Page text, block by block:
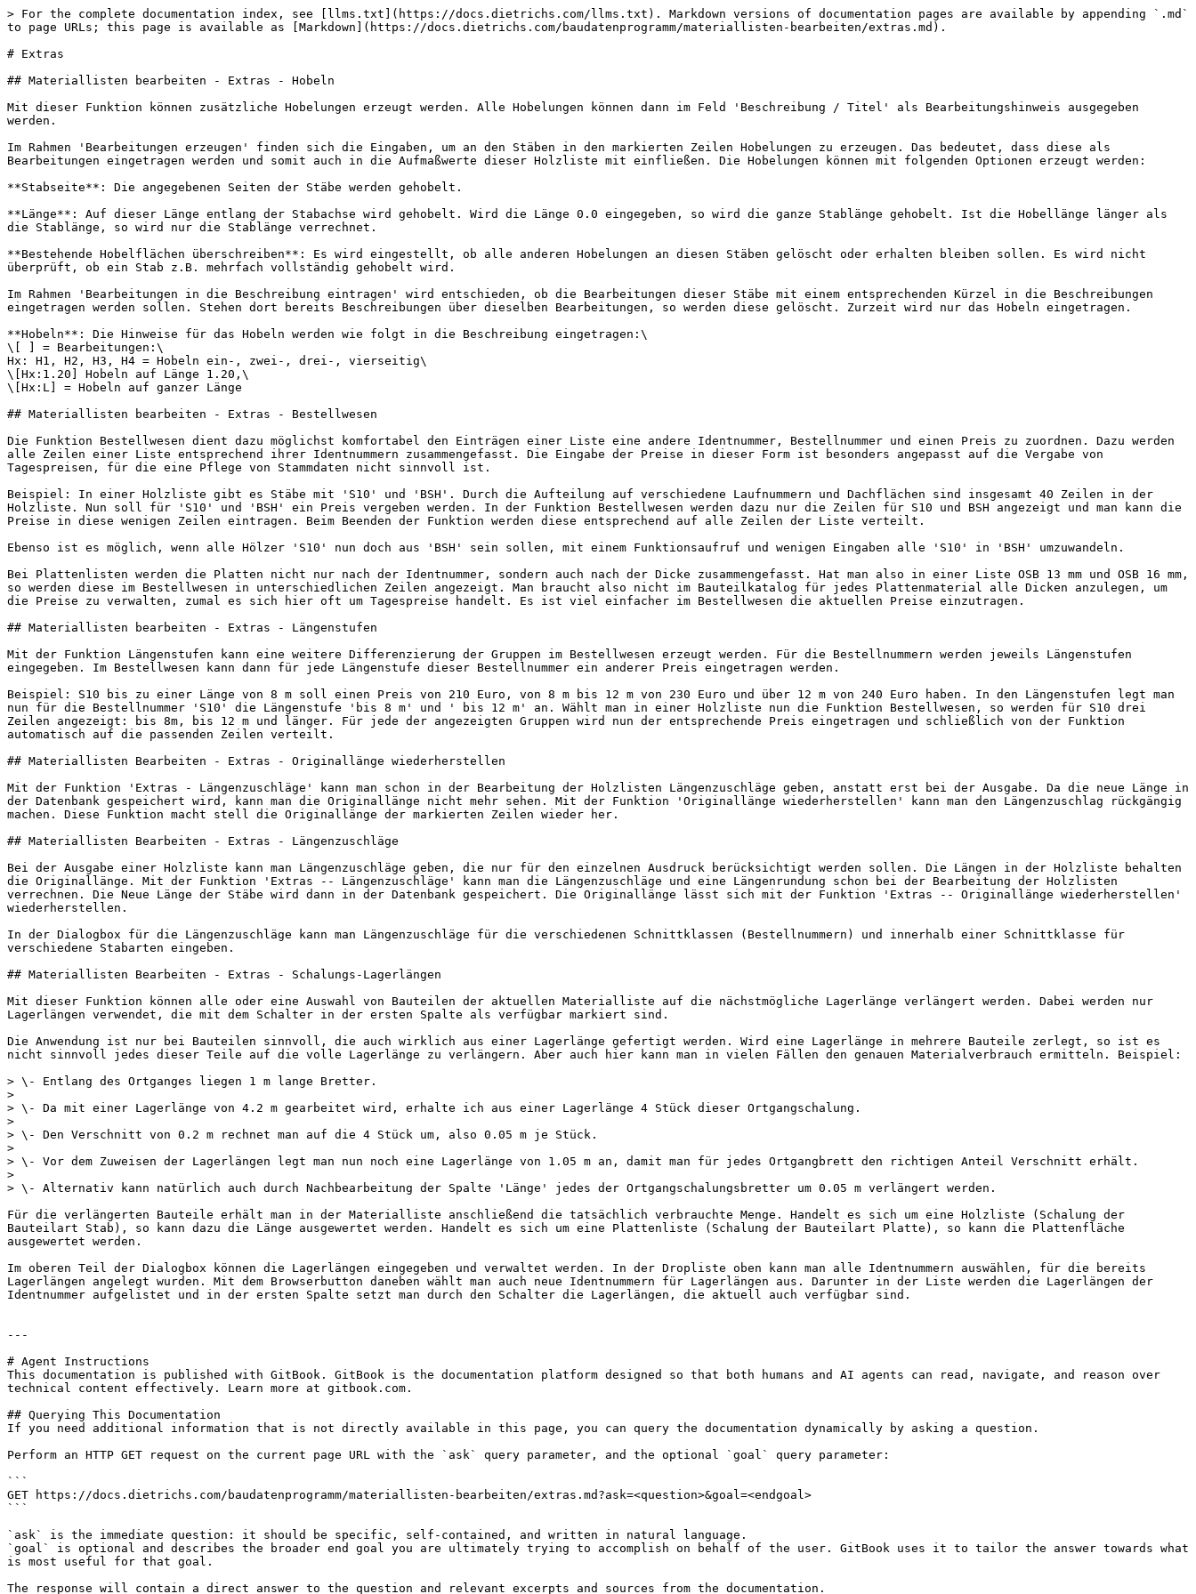
> For the complete documentation index, see [llms.txt](https://docs.dietrichs.com/llms.txt). Markdown versions of documentation pages are available by appending `.md`
to page URLs; this page is available as [Markdown](https://docs.dietrichs.com/baudatenprogramm/materiallisten-bearbeiten/extras.md).
# Extras
## Materiallisten bearbeiten - Extras - Hobeln
Mit dieser Funktion können zusätzliche Hobelungen erzeugt werden. Alle Hobelungen können dann im Feld 'Beschreibung / Titel' als Bearbeitungshinweis ausgegeben
werden.
Im Rahmen 'Bearbeitungen erzeugen' finden sich die Eingaben, um an den Stäben in den markierten Zeilen Hobelungen zu erzeugen. Das bedeutet, dass diese als
Bearbeitungen eingetragen werden und somit auch in die Aufmaßwerte dieser Holzliste mit einfließen. Die Hobelungen können mit folgenden Optionen erzeugt werden:
**Stabseite**: Die angegebenen Seiten der Stäbe werden gehobelt.
**Länge**: Auf dieser Länge entlang der Stabachse wird gehobelt. Wird die Länge 0.0 eingegeben, so wird die ganze Stablänge gehobelt. Ist die Hobellänge länger als
die Stablänge, so wird nur die Stablänge verrechnet.
**Bestehende Hobelflächen überschreiben**: Es wird eingestellt, ob alle anderen Hobelungen an diesen Stäben gelöscht oder erhalten bleiben sollen. Es wird nicht
überprüft, ob ein Stab z.B. mehrfach vollständig gehobelt wird.
Im Rahmen 'Bearbeitungen in die Beschreibung eintragen' wird entschieden, ob die Bearbeitungen dieser Stäbe mit einem entsprechenden Kürzel in die Beschreibungen
eingetragen werden sollen. Stehen dort bereits Beschreibungen über dieselben Bearbeitungen, so werden diese gelöscht. Zurzeit wird nur das Hobeln eingetragen.
**Hobeln**: Die Hinweise für das Hobeln werden wie folgt in die Beschreibung eingetragen:\
\[ ] = Bearbeitungen:\
Hx: H1, H2, H3, H4 = Hobeln ein-, zwei-, drei-, vierseitig\
\[Hx:1.20] Hobeln auf Länge 1.20,\
\[Hx:L] = Hobeln auf ganzer Länge
## Materiallisten bearbeiten - Extras - Bestellwesen
Die Funktion Bestellwesen dient dazu möglichst komfortabel den Einträgen einer Liste eine andere Identnummer, Bestellnummer und einen Preis zu zuordnen. Dazu werden
alle Zeilen einer Liste entsprechend ihrer Identnummern zusammengefasst. Die Eingabe der Preise in dieser Form ist besonders angepasst auf die Vergabe von
Tagespreisen, für die eine Pflege von Stammdaten nicht sinnvoll ist.
Beispiel: In einer Holzliste gibt es Stäbe mit 'S10' und 'BSH'. Durch die Aufteilung auf verschiedene Laufnummern und Dachflächen sind insgesamt 40 Zeilen in der
Holzliste. Nun soll für 'S10' und 'BSH' ein Preis vergeben werden. In der Funktion Bestellwesen werden dazu nur die Zeilen für S10 und BSH angezeigt und man kann die
Preise in diese wenigen Zeilen eintragen. Beim Beenden der Funktion werden diese entsprechend auf alle Zeilen der Liste verteilt.
Ebenso ist es möglich, wenn alle Hölzer 'S10' nun doch aus 'BSH' sein sollen, mit einem Funktionsaufruf und wenigen Eingaben alle 'S10' in 'BSH' umzuwandeln.
Bei Plattenlisten werden die Platten nicht nur nach der Identnummer, sondern auch nach der Dicke zusammengefasst. Hat man also in einer Liste OSB 13 mm und OSB 16 mm,
so werden diese im Bestellwesen in unterschiedlichen Zeilen angezeigt. Man braucht also nicht im Bauteilkatalog für jedes Plattenmaterial alle Dicken anzulegen, um
die Preise zu verwalten, zumal es sich hier oft um Tagespreise handelt. Es ist viel einfacher im Bestellwesen die aktuellen Preise einzutragen.
## Materiallisten bearbeiten - Extras - Längenstufen
Mit der Funktion Längenstufen kann eine weitere Differenzierung der Gruppen im Bestellwesen erzeugt werden. Für die Bestellnummern werden jeweils Längenstufen
eingegeben. Im Bestellwesen kann dann für jede Längenstufe dieser Bestellnummer ein anderer Preis eingetragen werden.
Beispiel: S10 bis zu einer Länge von 8 m soll einen Preis von 210 Euro, von 8 m bis 12 m von 230 Euro und über 12 m von 240 Euro haben. In den Längenstufen legt man
nun für die Bestellnummer 'S10' die Längenstufe 'bis 8 m' und ' bis 12 m' an. Wählt man in einer Holzliste nun die Funktion Bestellwesen, so werden für S10 drei
Zeilen angezeigt: bis 8m, bis 12 m und länger. Für jede der angezeigten Gruppen wird nun der entsprechende Preis eingetragen und schließlich von der Funktion
automatisch auf die passenden Zeilen verteilt.
## Materiallisten Bearbeiten - Extras - Originallänge wiederherstellen
Mit der Funktion 'Extras - Längenzuschläge' kann man schon in der Bearbeitung der Holzlisten Längenzuschläge geben, anstatt erst bei der Ausgabe. Da die neue Länge in
der Datenbank gespeichert wird, kann man die Originallänge nicht mehr sehen. Mit der Funktion 'Originallänge wiederherstellen' kann man den Längenzuschlag rückgängig
machen. Diese Funktion macht stell die Originallänge der markierten Zeilen wieder her.
## Materiallisten Bearbeiten - Extras - Längenzuschläge
Bei der Ausgabe einer Holzliste kann man Längenzuschläge geben, die nur für den einzelnen Ausdruck berücksichtigt werden sollen. Die Längen in der Holzliste behalten
die Originallänge. Mit der Funktion 'Extras -- Längenzuschläge' kann man die Längenzuschläge und eine Längenrundung schon bei der Bearbeitung der Holzlisten
verrechnen. Die Neue Länge der Stäbe wird dann in der Datenbank gespeichert. Die Originallänge lässt sich mit der Funktion 'Extras -- Originallänge wiederherstellen'
wiederherstellen.
In der Dialogbox für die Längenzuschläge kann man Längenzuschläge für die verschiedenen Schnittklassen (Bestellnummern) und innerhalb einer Schnittklasse für
verschiedene Stabarten eingeben.
## Materiallisten Bearbeiten - Extras - Schalungs-Lagerlängen
Mit dieser Funktion können alle oder eine Auswahl von Bauteilen der aktuellen Materialliste auf die nächstmögliche Lagerlänge verlängert werden. Dabei werden nur
Lagerlängen verwendet, die mit dem Schalter in der ersten Spalte als verfügbar markiert sind.
Die Anwendung ist nur bei Bauteilen sinnvoll, die auch wirklich aus einer Lagerlänge gefertigt werden. Wird eine Lagerlänge in mehrere Bauteile zerlegt, so ist es
nicht sinnvoll jedes dieser Teile auf die volle Lagerlänge zu verlängern. Aber auch hier kann man in vielen Fällen den genauen Materialverbrauch ermitteln. Beispiel:
> \- Entlang des Ortganges liegen 1 m lange Bretter.
>
> \- Da mit einer Lagerlänge von 4.2 m gearbeitet wird, erhalte ich aus einer Lagerlänge 4 Stück dieser Ortgangschalung.
>
> \- Den Verschnitt von 0.2 m rechnet man auf die 4 Stück um, also 0.05 m je Stück.
>
> \- Vor dem Zuweisen der Lagerlängen legt man nun noch eine Lagerlänge von 1.05 m an, damit man für jedes Ortgangbrett den richtigen Anteil Verschnitt erhält.
>
> \- Alternativ kann natürlich auch durch Nachbearbeitung der Spalte 'Länge' jedes der Ortgangschalungsbretter um 0.05 m verlängert werden.
Für die verlängerten Bauteile erhält man in der Materialliste anschließend die tatsächlich verbrauchte Menge. Handelt es sich um eine Holzliste (Schalung der
Bauteilart Stab), so kann dazu die Länge ausgewertet werden. Handelt es sich um eine Plattenliste (Schalung der Bauteilart Platte), so kann die Plattenfläche
ausgewertet werden.
Im oberen Teil der Dialogbox können die Lagerlängen eingegeben und verwaltet werden. In der Dropliste oben kann man alle Identnummern auswählen, für die bereits
Lagerlängen angelegt wurden. Mit dem Browserbutton daneben wählt man auch neue Identnummern für Lagerlängen aus. Darunter in der Liste werden die Lagerlängen der
Identnummer aufgelistet und in der ersten Spalte setzt man durch den Schalter die Lagerlängen, die aktuell auch verfügbar sind.
---
# Agent Instructions
This documentation is published with GitBook. GitBook is the documentation platform designed so that both humans and AI agents can read, navigate, and reason over
technical content effectively. Learn more at gitbook.com.
## Querying This Documentation
If you need additional information that is not directly available in this page, you can query the documentation dynamically by asking a question.
Perform an HTTP GET request on the current page URL with the `ask` query parameter, and the optional `goal` query parameter:
```
GET https://docs.dietrichs.com/baudatenprogramm/materiallisten-bearbeiten/extras.md?ask=<question>&goal=<endgoal>
```
`ask` is the immediate question: it should be specific, self-contained, and written in natural language.
`goal` is optional and describes the broader end goal you are ultimately trying to accomplish on behalf of the user. GitBook uses it to tailor the answer towards what
is most useful for that goal.
The response will contain a direct answer to the question and relevant excerpts and sources from the documentation.